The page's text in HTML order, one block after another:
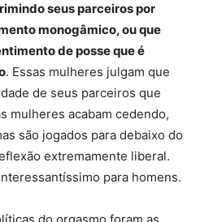
seus parceiros por
monogâmico, ou que
de posse que é
. Essas mulheres julgam que
de seus parceiros que
mulheres acabam cedendo,
são jogados para debaixo do
extremamente liberal.
para homens.